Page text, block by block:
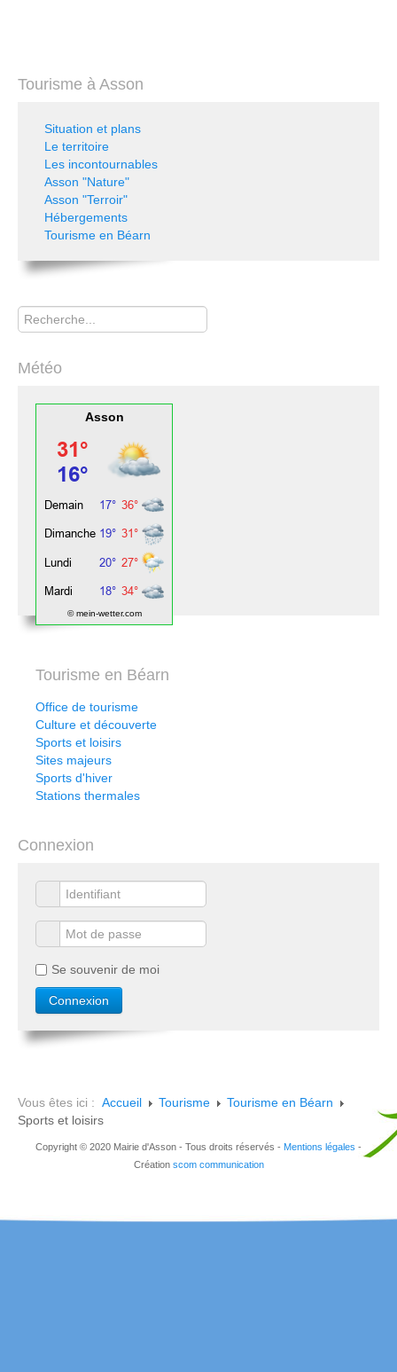
Tourisme à Asson
Situation et plans
Le territoire
Les incontournables
Asson "Nature"
Asson "Terroir"
Hébergements
Tourisme en Béarn
Rechercher
Météo
Asson
© mein-wetter.com
Tourisme en Béarn
Office de tourisme
Culture et découverte
Sports et loisirs
Sites majeurs
Sports d'hiver
Stations thermales
Connexion
Se souvenir de moi
Vous êtes ici : Accueil Tourisme
Tourisme en Béarn
Sports et loisirs
Copyright © 2020 Mairie d'Asson - Tous droits réservés - Mentions légales -
Création scom communication